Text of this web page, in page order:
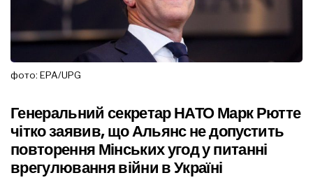
фото: EPA/UPG
Генеральний секретар НАТО Марк Рютте
чітко заявив, що Альянс не допустить
повторення Мінських угод у питанні
врегулювання війни в Україні